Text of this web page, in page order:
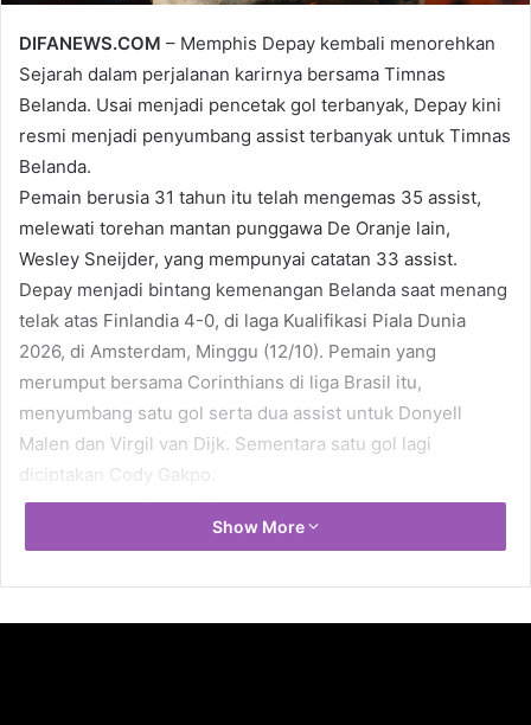
DIFANEWS.COM – Memphis Depay kembali menorehkan
Sejarah dalam perjalanan karirnya bersama Timnas
Belanda. Usai menjadi pencetak gol terbanyak, Depay kini
resmi menjadi penyumbang assist terbanyak untuk Timnas
Belanda.
Pemain berusia 31 tahun itu telah mengemas 35 assist,
melewati torehan mantan punggawa De Oranje lain,
Wesley Sneijder, yang mempunyai catatan 33 assist.
Depay menjadi bintang kemenangan Belanda saat menang
telak atas Finlandia 4-0, di laga Kualifikasi Piala Dunia
2026, di Amsterdam, Minggu (12/10). Pemain yang
merumput bersama Corinthians di liga Brasil itu,
menyumbang satu gol serta dua assist untuk Donyell
Malen dan Virgil van Dijk. Sementara satu gol lagi
diciptakan Cody Gakpo.
Satu gol yang dicetak Depay semakin mempertajam
rekornya sebagai top skor sepanjang masa Belanda
menekuk Lithuania 3-2 pada September lalu. Ia juga ikut
Show More